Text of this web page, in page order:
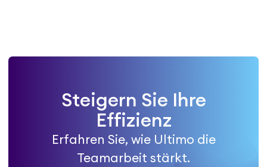
Steigern Sie Ihre
Effizienz
Erfahren Sie, wie Ultimo die
Teamarbeit stärkt.